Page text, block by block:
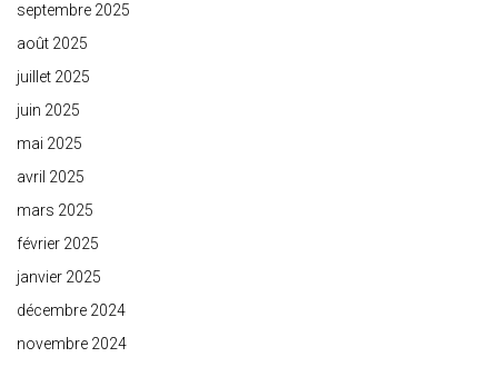
septembre 2025
août 2025
juillet 2025
juin 2025
mai 2025
avril 2025
mars 2025
février 2025
janvier 2025
décembre 2024
novembre 2024